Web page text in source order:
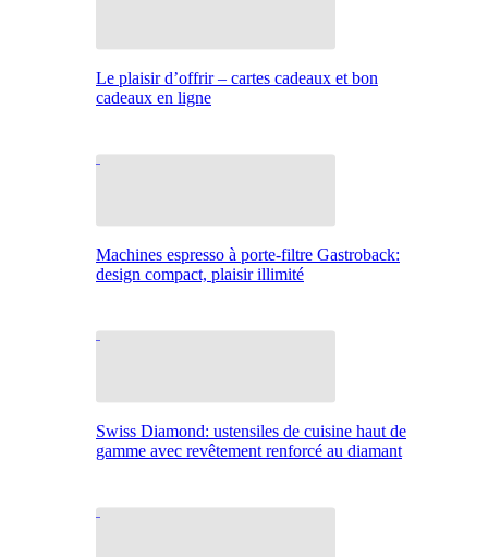
Le plaisir d’offrir – cartes cadeaux et bon
cadeaux en ligne
Machines espresso à porte-filtre Gastroback:
design compact, plaisir illimité
Swiss Diamond: ustensiles de cuisine haut de
gamme avec revêtement renforcé au diamant